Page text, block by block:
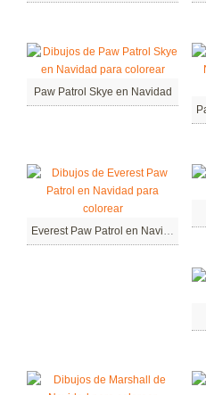
Paw Patrol Skye en Navidad
Everest Paw Patrol en Navidad